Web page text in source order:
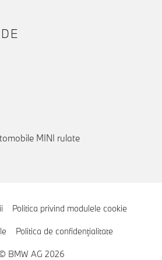
MINI rulate
Politica privind modulele cookie
Politica de confidenţialitate
BMW AG 2026